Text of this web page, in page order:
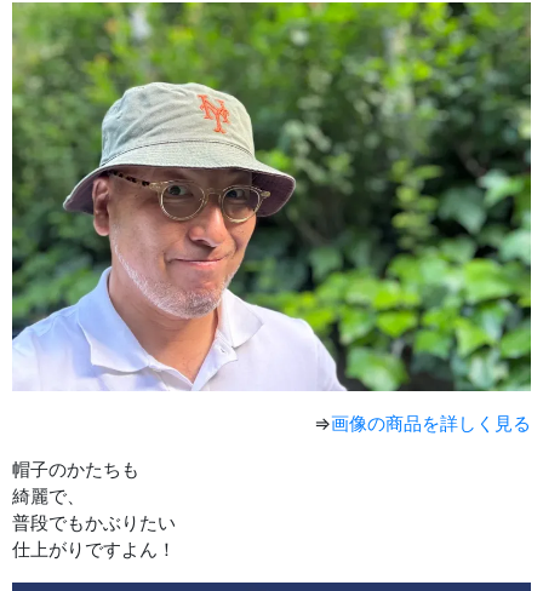
⇒画像の商品を詳しく見る
帽子のかたちも
綺麗で、
普段でもかぶりたい
仕上がりですよん！